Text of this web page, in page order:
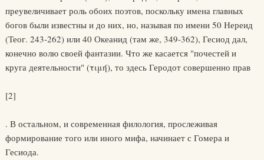
преувеличивает роль обоих поэтов, поскольку имена главных
богов были известны и до них, но, называя по имени 50 Нереид
(Теог. 243-262) или 40 Океанид (там же, 349-362), Гесиод дал,
конечно волю своей фантазии. Что же касается "почестей и
круга деятельности" (τιμή), то здесь Геродот совершенно прав
[2]
. В остальном, и современная филология, прослеживая
формирование того или иного мифа, начинает с Гомера и
Гесиода.